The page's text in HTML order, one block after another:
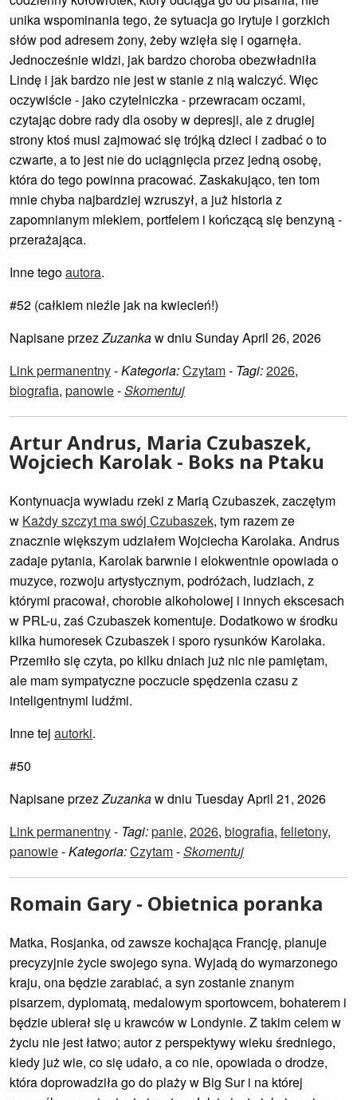
unika wspominania tego, że sytuacja go irytuje i gorzkich
słów pod adresem żony, żeby wzięła się i ogarnęła.
Jednocześnie widzi, jak bardzo choroba obezwładniła
Lindę i jak bardzo nie jest w stanie z nią walczyć. Więc
oczywiście - jako czytelniczka - przewracam oczami,
czytając dobre rady dla osoby w depresji, ale z drugiej
strony ktoś musi zajmować się trójką dzieci i zadbać o to
czwarte, a to jest nie do uciągnięcia przez jedną osobę,
która do tego powinna pracować. Zaskakująco, ten tom
mnie chyba najbardziej wzruszył, a już historia z
zapomnianym mlekiem, portfelem i kończącą się benzyną -
przerażająca.
Inne tegoautora.
#52 (całkiem nieźle jak na kwiecień!)
Napisane przezZuzankaw dniu Sunday April 26, 2026
Link permanentny-Kategoria:Czytam- Tagi:2026,
biografia, panowie-Skomentuj
Artur Andrus, Maria Czubaszek,
Wojciech Karolak - Boks na Ptaku
Kontynuacja wywiadu rzeki z Marią Czubaszek, zaczętym
w Każdy szczyt ma swój Czubaszek, tym razem ze
znacznie większym udziałem Wojciecha Karolaka. Andrus
zadaje pytania, Karolak barwnie i elokwentnie opowiada o
muzyce, rozwoju artystycznym, podróżach, ludziach, z
którymi pracował, chorobie alkoholowej i innych ekscesach
w PRL-u, zaś Czubaszek komentuje. Dodatkowo w środku
kilka humoresek Czubaszek i sporo rysunków Karolaka.
Przemiło się czyta, po kilku dniach już nic nie pamiętam,
ale mam sympatyczne poczucie spędzenia czasu z
inteligentnymi ludźmi.
Inne tej autorki.
#50
Napisane przezZuzankaw dniu Tuesday April 21, 2026
Link permanentny- Tagi:panie, 2026, biografia, felietony,
panowie-Kategoria:Czytam-Skomentuj
Romain Gary - Obietnica poranka
Matka, Rosjanka, od zawsze kochająca Francję, planuje
precyzyjnie życie swojego syna. Wyjadą do wymarzonego
kraju, ona będzie zarabiać, a syn zostanie znanym
pisarzem, dyplomatą, medalowym sportowcem, bohaterem i
będzie ubierał się u krawców w Londynie. Z takim celem w
życiu nie jest łatwo; autor z perspektywy wieku średniego,
kiedy już wie, co się udało, a co nie, opowiada o drodze,
która doprowadziła go do plaży w Big Sur i na której